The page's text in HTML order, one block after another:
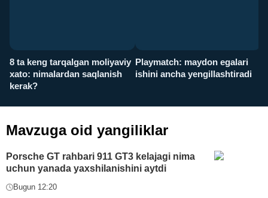
8 ta keng tarqalgan moliyaviy
xato: nimalardan saqlanish
kerak?
Playmatch: maydon egalari
ishini ancha yengillashtiradi
Mavzuga oid yangiliklar
Porsche GT rahbari 911 GT3 kelajagi nima
uchun yanada yaxshilanishini aytdi
Bugun 12:20